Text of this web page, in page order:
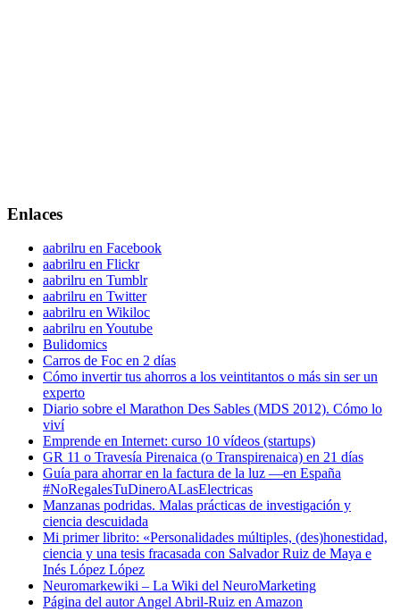
Enlaces
aabrilru en Facebook
aabrilru en Flickr
aabrilru en Tumblr
aabrilru en Twitter
aabrilru en Wikiloc
aabrilru en Youtube
Bulidomics
Carros de Foc en 2 días
Cómo invertir tus ahorros a los veintitantos o más sin ser un
experto
Diario sobre el Marathon Des Sables (MDS 2012). Cómo lo
viví
Emprende en Internet: curso 10 vídeos (startups)
GR 11 o Travesía Pirenaica (o Transpirenaica) en 21 días
Guía para ahorrar en la factura de la luz —en España
#NoRegalesTuDineroALasElectricas
Manzanas podridas. Malas prácticas de investigación y
ciencia descuidada
Mi primer librito: «Personalidades múltiples, (des)honestidad,
ciencia y una tesis fracasada con Salvador Ruiz de Maya e
Inés López López
Neuromarkewiki – La Wiki del NeuroMarketing
Página del autor Angel Abril-Ruiz en Amazon